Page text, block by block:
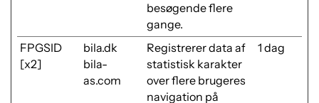
besøgende flere
gange.
FPGSID
[x2]
bila.dk
bila-
as.com
Registrerer data af
statistisk karakter
over flere brugeres
navigation på
1 dag